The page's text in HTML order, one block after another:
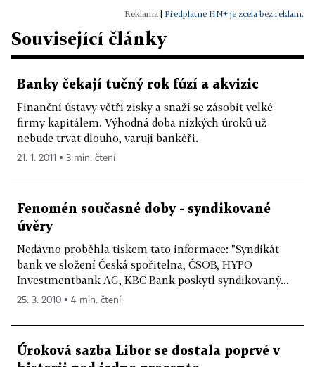
Předplatné HN+ je zcela bez reklam.
Související články
Banky čekají tučný rok fúzí a akvizic
Finanční ústavy větří zisky a snaží se zásobit velké
firmy kapitálem. Výhodná doba nízkých úroků už
nebude trvat dlouho, varují bankéři.
21. 1. 2011 ▪ 3 min. čtení
Fenomén současné doby - syndikované
úvěry
Nedávno proběhla tiskem tato informace: "Syndikát
bank ve složení Česká spořitelna, ČSOB, HYPO
Investmentbank AG, KBC Bank poskytl syndikovaný...
25. 3. 2010 ▪ 4 min. čtení
Úroková sazba Libor se dostala poprvé v